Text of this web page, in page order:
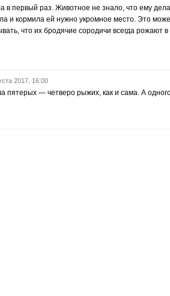
в первый раз. Животное не знало, что ему
и кормила ей нужно укромное место. Это
что их бродячие сородичи всегда рожают
2017, 16:00
пятерых — четверо рыжих, как и сама. А